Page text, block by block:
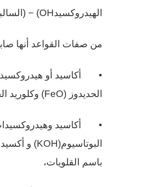
الهيدروكسيد(OH
−
)
من صفات القواعد أنها
• أكاسيد أو
الحديدوز (FeO) وكلوريد
• أكاسيد
البوتاسيوم(KOH) و
باسم القلويات،